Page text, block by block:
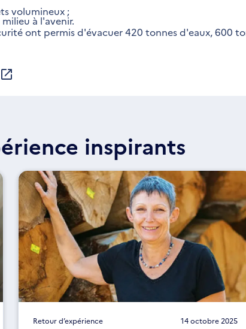
volumineux ;
à l'avenir.
ont permis d'évacuer 420 tonnes d'eaux, 600
inspirants
Retour d’expérience 14 octobre 2025